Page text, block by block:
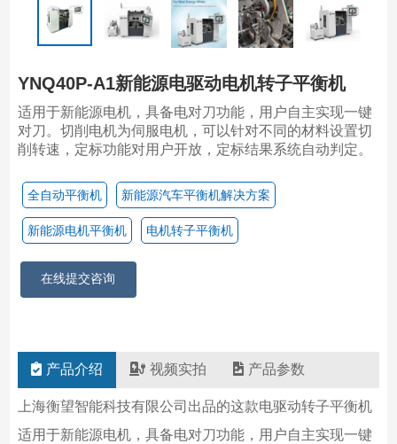
YNQ40P-A1新能源电驱动电机转子平衡机
适用于新能源电机，具备电对刀功能，用户自主实现一键
对刀。切削电机为伺服电机，可以针对不同的材料设置切
削转速，定标功能对用户开放，定标结果系统自动判定。
全自动平衡机 新能源汽车平衡机解决方案
新能源电机平衡机 电机转子平衡机
在线提交咨询
产品介绍 视频实拍 产品参数
上海衡望智能科技有限公司出品的这款电驱动转子平衡机
适用于新能源电机，具备电对刀功能，用户自主实现一键